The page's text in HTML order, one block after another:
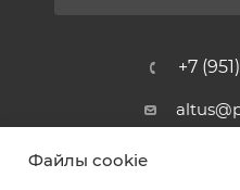
+7
Магазин-
Файлы cookie